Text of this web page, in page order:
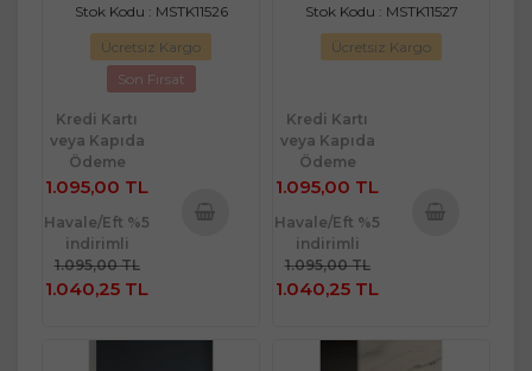
Stok Kodu : MSTK11526
Ücretsiz Kargo
Son Fırsat
Kredi Kartı
veya Kapıda
Ödeme
1.095,00 TL
Havale/Eft %5
indirimli
1.095,00 TL
1.040,25 TL
Stok Kodu : MSTK11527
Ücretsiz Kargo
Kredi Kartı
veya Kapıda
Ödeme
1.095,00 TL
Havale/Eft %5
indirimli
1.095,00 TL
1.040,25 TL